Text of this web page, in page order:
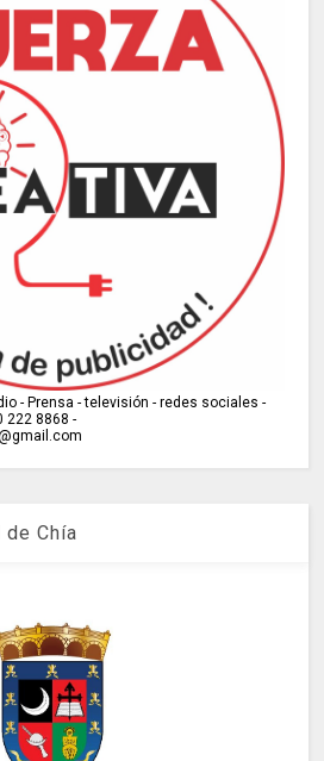
- Prensa - televisión - redes sociales -
222 8868 -
Chía